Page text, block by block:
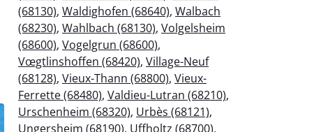
(68130), Waldighofen (68640), Walbach
(68230), Wahlbach (68130), Volgelsheim
(68600), Vogelgrun (68600),
Vœgtlinshoffen (68420), Village-Neuf
(68128), Vieux-Thann (68800), Vieux-
Ferrette (68480), Valdieu-Lutran (68210),
Urschenheim (68320), Urbès (68121),
Ungersheim (68190), Uffholtz (68700),